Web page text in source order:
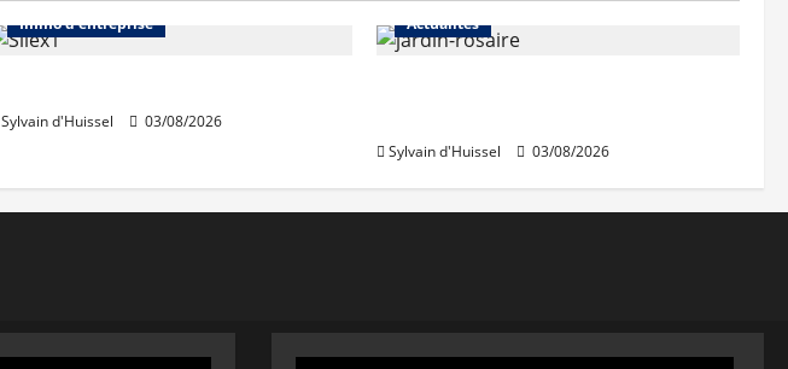
Immo d'entreprise
Sylvain d'Huissel 03/08/2026
Actualités
Sylvain d'Huissel 03/08/2026